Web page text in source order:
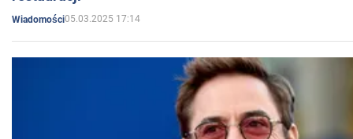
Wiadomości05.03.2025 17:14